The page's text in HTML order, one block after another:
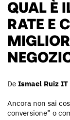
QUAL È
RATE E
De Ismael Ruiz IT
Ancora non sai
conversione” o